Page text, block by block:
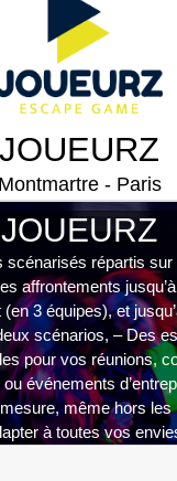
JOUEURZ
Montmartre - Paris
JOUEURZ
scénarisés répartis sur
affrontements
3 équipes), et
scénarios, – Des
pour vos réunions,
événements
même hors les
à toutes vos